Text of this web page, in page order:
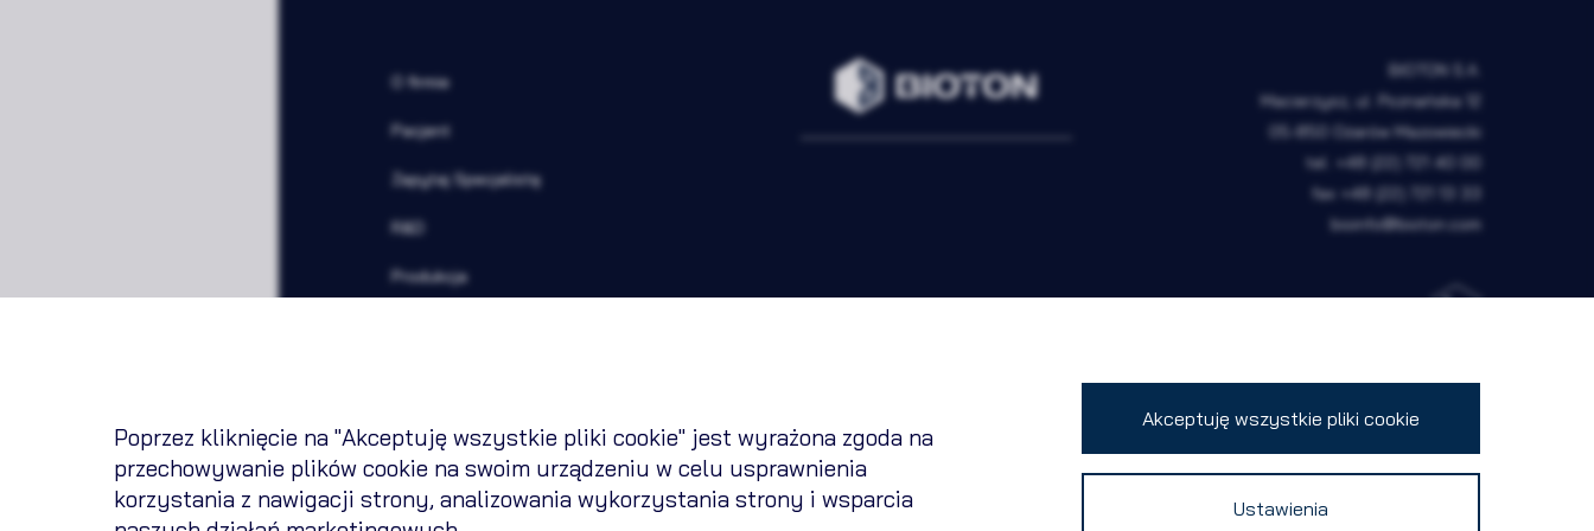
Poprzez kliknięcie na "Akceptuję wszystkie pliki cookie" jest wyrażona zgoda na
przechowywanie plików cookie na swoim urządzeniu w celu usprawnienia
korzystania z nawigacji strony, analizowania wykorzystania strony i wsparcia
Akceptuję wszystkie pliki cookie
Ustawienia
O firmie
Pacjent
Zapytaj Specjalistę
R&D
Produkcja
BIOTON S.A.
Macierzysz, ul. Poznańska 12
05-850 Ożarów Mazowiecki
tel.
+48 (22) 721 40 00
fax +48 (22) 721 13 33
bioinfo@bioton.com
Regulamin Polityka cookies Polityka prywatności Zmień ustawienia cookies